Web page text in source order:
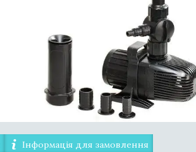
Інформація для замовлення